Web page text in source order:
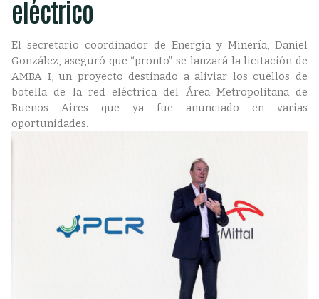
eléctrico
El secretario coordinador de Energía y Minería, Daniel
González, aseguró que “pronto” se lanzará la licitación de
AMBA I, un proyecto destinado a aliviar los cuellos de
botella de la red eléctrica del Área Metropolitana de
Buenos Aires que ya fue anunciado en varias
oportunidades.